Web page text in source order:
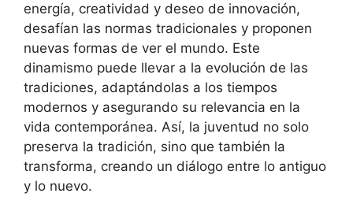
energía, creatividad y deseo de innovación,
desafían las normas tradicionales y proponen
nuevas formas de ver el mundo. Este
dinamismo puede llevar a la evolución de las
tradiciones, adaptándolas a los tiempos
modernos y asegurando su relevancia en la
vida contemporánea. Así, la juventud no solo
preserva la tradición, sino que también la
transforma, creando un diálogo entre lo antiguo
y lo nuevo.